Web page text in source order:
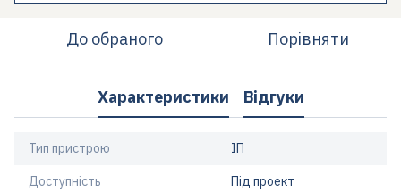
До обраного Порівняти
Характеристики Відгуки
Тип пристрою ІП
Доступність Під проект